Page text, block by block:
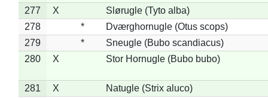
277
X
Slørugle (Tyto alba)
278
*
Dværghornugle (Otus scops)
279
*
Sneugle (Bubo scandiacus)
280
X Stor Hornugle (Bubo bubo)
281 X
Natugle (Strix aluco)